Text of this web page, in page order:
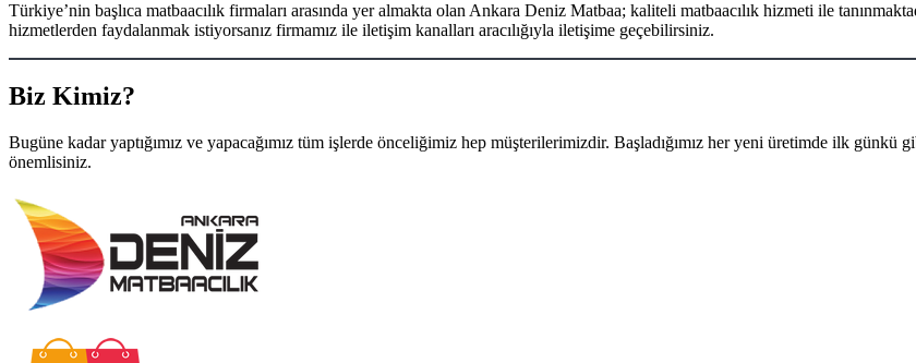
Türkiye’nin başlıca matbaacılık firmaları arasında yer almakta olan Ankara Deniz Matbaa; kaliteli matbaacılık hizmeti ile
hizmetlerden faydalanmak istiyorsanız firmamız ile iletişim kanalları aracılığıyla iletişime geçebilirsiniz.
Biz Kimiz?
Bugüne kadar yaptığımız ve yapacağımız tüm işlerde önceliğimiz hep müşterilerimizdir. Başladığımız her yeni üretimde ilk
önemlisiniz.